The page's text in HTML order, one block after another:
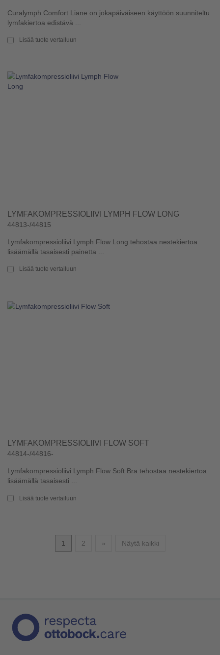
Curalymph Comfort Liane on jokapäiväiseen käyttöön suunniteltu
lymfakiertoa edistävä ...
Lisää tuote vertailuun
LYMFAKOMPRESSIOLIIVI LYMPH FLOW LONG
44813-/44815
Lymfakompressioliivi Lymph Flow Long tehostaa nestekiertoa
lisäämällä tasaisesti painetta ...
Lisää tuote vertailuun
LYMFAKOMPRESSIOLIIVI FLOW SOFT
44814-/44816-
Lymfakompressioliivi Lymph Flow Soft Bra tehostaa nestekiertoa
lisäämällä tasaisesti ...
Lisää tuote vertailuun
1 2 »SeuraavaNäytä kaikki